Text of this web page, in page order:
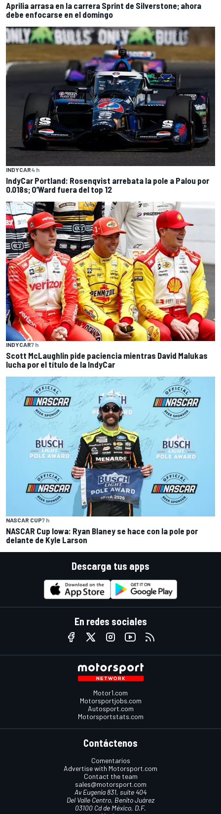
Aprilia arrasa en la carrera Sprint de Silverstone; ahora
debe enfocarse en el domingo
INDYCAR4 h
IndyCar Portland: Rosenqvist arrebata la pole a Palou por
0.018s; O’Ward fuera del top 12
INDYCAR7 h
Scott McLaughlin pide paciencia mientras David Malukas
lucha por el título de la IndyCar
NASCAR CUP7 h
NASCAR Cup Iowa: Ryan Blaney se hace con la pole por
delante de Kyle Larson
Descarga tus apps
En redes sociales
Motor1.com
Motorsportjobs.com
Autosport.com
Motorsportstats.com
Contáctenos
Comentarios
Advertise with Motorsport.com
Contact the team
sales@motorsport.com
Av Eugenia 831, suite 404
Del Valle Centro, Benito Juárez
03100 Cd de México, D.F.